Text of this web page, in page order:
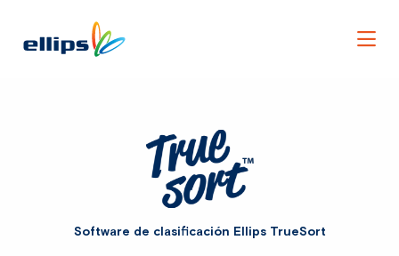
Software de clasificación Ellips TrueSort